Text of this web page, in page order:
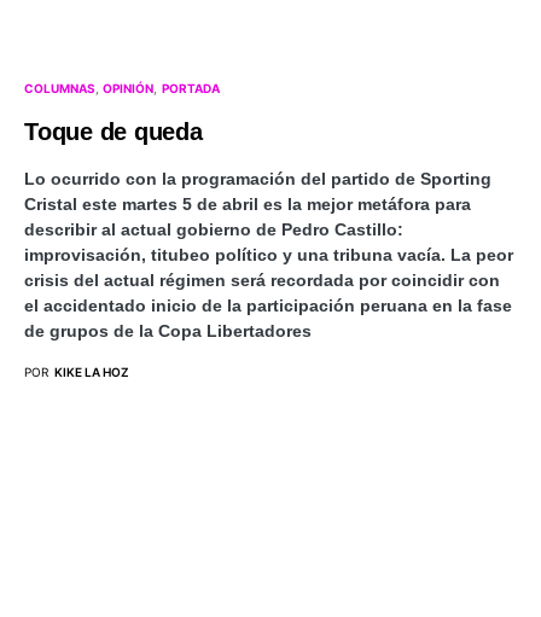
COLUMNAS OPINIÓN PORTADA
Toque de queda
Lo ocurrido con la programación del partido de Sporting
Cristal este martes 5 de abril es la mejor metáfora para
describir al actual gobierno de Pedro Castillo:
improvisación, titubeo político y una tribuna vacía. La peor
crisis del actual régimen será recordada por coincidir con
el accidentado inicio de la participación peruana en la fase
de grupos de la Copa Libertadores
POR KIKE LA HOZ